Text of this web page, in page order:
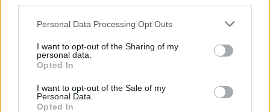
Personal Data Processing Opt Outs
I want to opt-out of the Sharing of my
personal data.
Opted In
I want to opt-out of the Sale of my
Personal Data.
Opted In
som tåler ruskevær. Juryen synes det er flott
at det bygges båter for krevende norske
forhold. Viknes er en familiebedrift, der Gisle
Sivertsen er sjefdesigner og broren Kristian
daglig leder.